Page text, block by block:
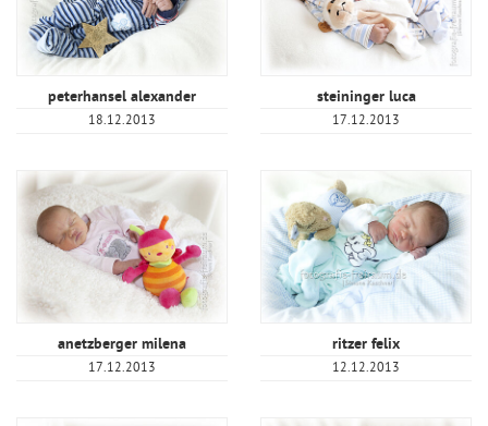
peterhansel alexander
18.12.2013
steininger luca
17.12.2013
anetzberger milena
17.12.2013
ritzer felix
12.12.2013